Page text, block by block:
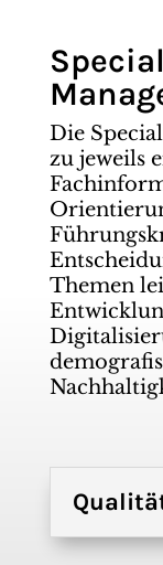
Die
zu jeweils
Themen